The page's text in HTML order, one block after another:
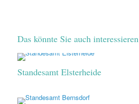
Das könnte Sie auch interessieren
Standesamt Elsterheide